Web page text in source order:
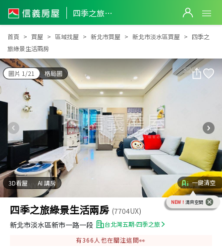
四季之旅綠景生活兩房
四季之旅綠景生活兩房
首頁 買屋 區域找屋 新北市買屋 新北市淡水區買屋
四季之
旅綠景生活兩房
圖片 1/21 格局圖
3D看屋 AI 講房 一鍵清空
NEW！ 清爽空間
四季之旅綠景生活兩房 (7704UX)
新北市淡水區新市一路一段
台北灣五期-四季之旅
有366 人也在關注這間👀